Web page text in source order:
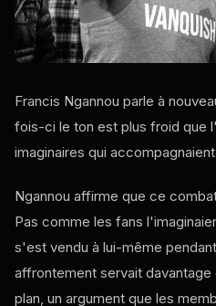
Francis Ngannou parle à
fois-ci le ton est plus froid que
imaginaires qui
Ngannou affirme que ce
Pas comme les fans
s'est vendu à lui-même
affrontement servait
plan, un argument que les